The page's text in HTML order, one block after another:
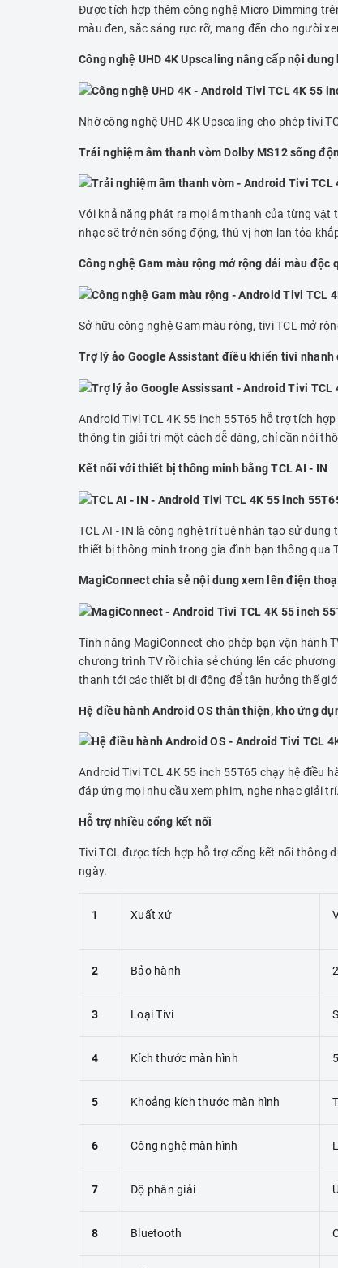
Được tích hợp thêm công nghệ Micro Dimming
màu đen, sắc sáng rực rỡ, mang đến cho người
Công nghệ UHD 4K Upscaling nâng cấp nội
Nhờ công nghệ UHD 4K Upscaling cho phép tivi
Trải nghiệm âm thanh vòm Dolby MS12 sống
Với khả năng phát ra mọi âm thanh của từng vật
nhạc sẽ trở nên sống động, thú vị hơn lan tỏa
Công nghệ Gam màu rộng mở rộng dải màu độc
Sở hữu công nghệ Gam màu rộng, tivi TCL mở
Trợ lý ảo Google Assistant điều khiển tivi nhanh
Android Tivi TCL 4K 55 inch 55T65 hỗ trợ tích
thông tin giải trí một cách dễ dàng, chỉ cần nói
Kết nối với thiết bị thông minh bằng TCL AI - IN
TCL AI - IN là công nghệ trí tuệ nhân tạo sử
thiết bị thông minh trong gia đình bạn thông qua
MagiConnect chia sẻ nội dung xem lên điện
Tính năng MagiConnect cho phép bạn vận hành
chương trình TV rồi chia sẻ chúng lên các
thanh tới các thiết bị di động để tận hưởng thế
Hệ điều hành Android OS thân thiện, kho ứng
Android Tivi TCL 4K 55 inch 55T65 chạy hệ điều
đáp ứng mọi nhu cầu xem phim, nghe nhạc giải trí.
Hỗ trợ nhiều cổng kết nối
Tivi TCL được tích hợp hỗ trợ cổng kết nối thông
ngày.
1 Xuất xứ
2 Bảo hành
3 Loại Tivi
4 Kích thước màn hình
5 Khoảng kích thước màn hình
6 Công nghệ màn hình
7 Độ phân giải
8 Bluetooth